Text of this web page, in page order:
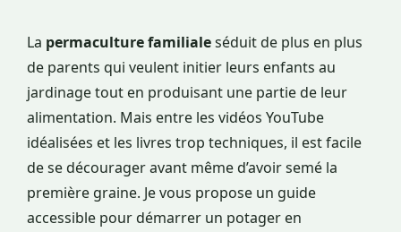
La permaculture familialeséduit de plus en plus
de parents qui veulent initier leurs enfants au
jardinage tout en produisant une partie de leur
alimentation. Mais entre les vidéos YouTube
idéalisées et les livres trop techniques, il est facile
de se décourager avant même d’avoir semé la
première graine. Je vous propose un guide
accessible pour démarrer un potager en